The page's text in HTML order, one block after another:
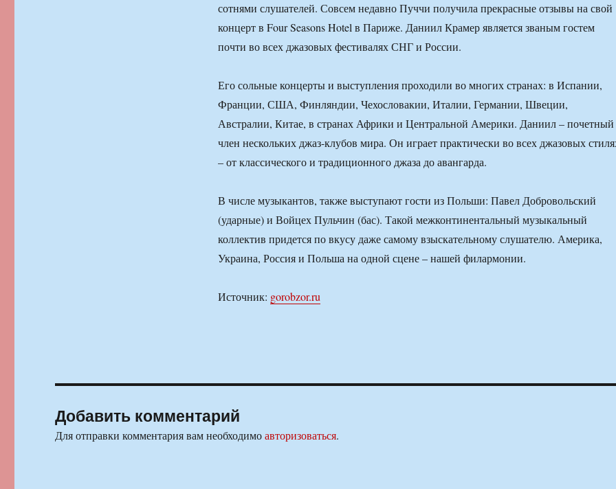
сотнями слушателей. Совсем недавно Пуччи получила прекрасные отзывы на свой
концерт в Four Seasons Hotel в Париже. Даниил Крамер является званым гостем
почти во всех джазовых фестивалях СНГ и России.
Его сольные концерты и выступления проходили во многих странах: в Испании,
Франции, США, Финляндии, Чехословакии, Италии, Германии, Швеции,
Австралии, Китае, в странах Африки и Центральной Америки. Даниил – почетный
член нескольких джаз-клубов мира. Он играет практически во всех джазовых
– от классического и традиционного джаза до авангарда.
В числе музыкантов, также выступают гости из Польши: Павел Добровольский
(ударные) и Войцех Пульчин (бас). Такой межконтинентальный музыкальный
коллектив придется по вкусу даже самому взыскательному слушателю. Америка,
Украина, Россия и Польша на одной сцене – нашей филармонии.
Источник: gorobzor.ru
Добавить комментарий
Для отправки комментария вам необходимоавторизоваться.